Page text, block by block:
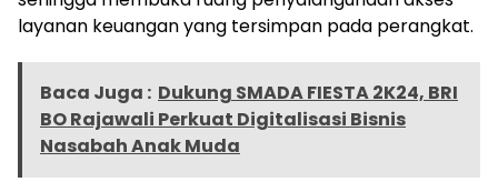
layanan keuangan yang tersimpan pada perangkat.
Baca Juga : Dukung SMADA FIESTA 2K24, BRI
BO Rajawali Perkuat Digitalisasi Bisnis
Nasabah Anak Muda